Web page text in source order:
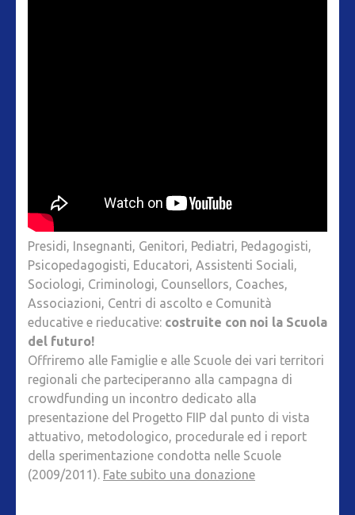
Presidi, Insegnanti, Genitori, Pediatri, Pedagogisti,
Psicopedagogisti, Educatori, Assistenti Sociali,
Sociologi, Criminologi, Counsellors, Coaches,
Associazioni, Centri di ascolto e Comunità
educative e rieducative: costruite con noi la Scuola
del futuro!
Offriremo alle Famiglie e alle Scuole dei vari territori
regionali che parteciperanno alla campagna di
crowdfunding un incontro dedicato alla
presentazione del Progetto FIIP dal punto di vista
attuativo, metodologico, procedurale ed i report
della sperimentazione condotta nelle Scuole
(2009/2011). Fate subito una donazione